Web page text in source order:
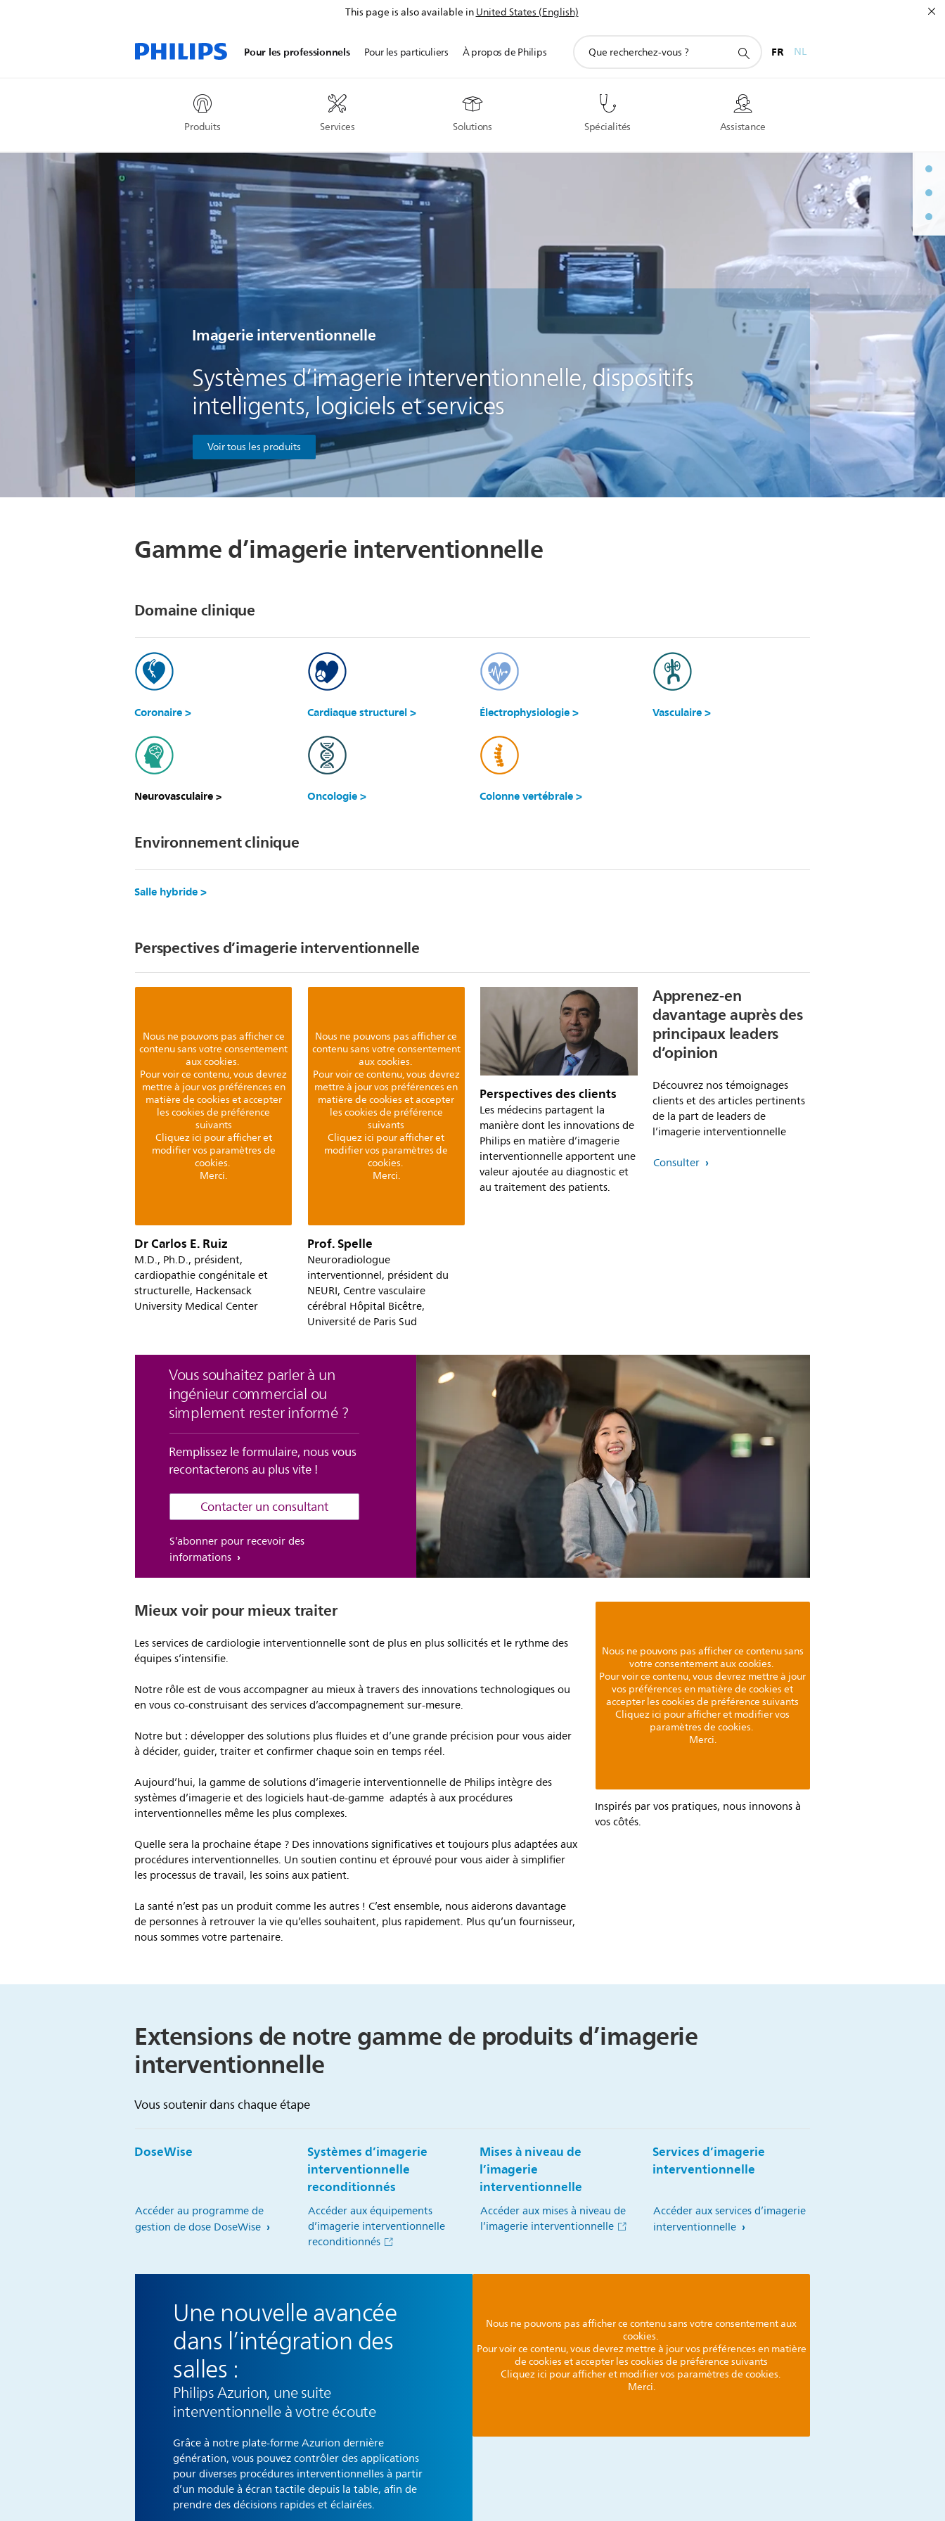
This page is also available inUnited States (English)
Pour les professionnels
Produits Services Solutions Spécialités Assistance
Pour les particuliers À propos de Philips
recherche
FR NL
Imagerie interventionnelle
Systèmes d’imagerie interventionnelle, dispositifs
intelligents, logiciels et services
Voir tous les produits
Gamme d’imagerie interventionnelle
Domaine clinique
Coronaire > Cardiaque structurel > Électrophysiologie > Vasculaire >
Neurovasculaire> Oncologie > Colonne vertébrale >
Environnement clinique
Salle hybride >
Perspectives d’imagerie interventionnelle
Nous ne pouvons pas afficher ce
contenu sans votre consentement
aux cookies.
Pour voir ce contenu, vous devrez
mettre à jour vos préférences en
matière de cookies et accepter
les cookies de préférence
suivants
Cliquez ici pour afficher et
modifier vos paramètres de
cookies.
Merci.
Dr Carlos E. Ruiz
M.D., Ph.D., président,
cardiopathie congénitale et
structurelle, Hackensack
University Medical Center
Nous ne pouvons pas afficher ce
contenu sans votre consentement
aux cookies.
Pour voir ce contenu, vous devrez
mettre à jour vos préférences en
matière de cookies et accepter
les cookies de préférence
suivants
Cliquez ici pour afficher et
modifier vos paramètres de
cookies.
Merci.
Prof. Spelle
Neuroradiologue
interventionnel, président du
NEURI, Centre vasculaire
cérébral Hôpital Bicêtre,
Université de Paris Sud
Perspectives des clients
Les médecins partagent la
manière dont les innovations de
Philips en matière d’imagerie
interventionnelle apportent une
valeur ajoutée au diagnostic et
au traitement des patients.
Apprenez-en
davantage auprès des
principaux leaders
d’opinion
Découvrez nos témoignages
clients et des articles pertinents
de la part de leaders de
l’imagerie interventionnelle
Consulter
Vous souhaitez parler à un
ingénieur commercial ou
simplement rester informé ?
Remplissez le formulaire, nous vous
recontacterons au plus vite !
Contacter un consultant
S’abonner pour recevoir des
informations
Mieux voir pour mieux traiter
Les services de cardiologie interventionnelle sont de plus en plus sollicités et le rythme des
équipes s’intensifie.
Notre rôle est de vous accompagner au mieux à travers des innovations technologiques ou
en vous co-construisant des services d’accompagnement sur-mesure.
Notre but : développer des solutions plus fluides et d’une grande précision pour vous aider
à décider, guider, traiter et confirmer chaque soin en temps réel.
Aujourd’hui, la gamme de solutions d’imagerie interventionnelle de Philips intègre des
systèmes d’imagerie et des logiciels haut-de-gamme adaptés à aux procédures
interventionnelles même les plus complexes.
Quelle sera la prochaine étape ? Des innovations significatives et toujours plus adaptées aux
procédures interventionnelles. Un soutien continu et éprouvé pour vous aider à simplifier
les processus de travail, les soins aux patient.
La santé n’est pas un produit comme les autres ! C’est ensemble, nous aiderons davantage
de personnes à retrouver la vie qu’elles souhaitent, plus rapidement. Plus qu’un fournisseur,
nous sommes votre partenaire.
Nous ne pouvons pas afficher ce contenu sans
votre consentement aux cookies.
Pour voir ce contenu, vous devrez mettre à jour
vos préférences en matière de cookies et
accepter les cookies de préférence suivants
Cliquez ici pour afficher et modifier vos
paramètres de cookies.
Merci.
Inspirés par vos pratiques, nous innovons à
vos côtés.
Extensions de notre gamme de produits d’imagerie
interventionnelle
Vous soutenir dans chaque étape
DoseWise
Accéder au programme de
gestion de dose DoseWise
Systèmes d’imagerie
interventionnelle
reconditionnés
Accéder aux équipements
d’imagerie interventionnelle
reconditionnés
Mises à niveau de
l’imagerie
interventionnelle
Accéder aux mises à niveau de
l’imagerie interventionnelle
Services d’imagerie
interventionnelle
Accéder aux services d’imagerie
interventionnelle
Nous ne pouvons pas afficher ce contenu sans votre consentement aux
cookies.
Pour voir ce contenu, vous devrez mettre à jour vos préférences en matière
de cookies et accepter les cookies de préférence suivants
Cliquez ici pour afficher et modifier vos paramètres de cookies.
Merci.
Une nouvelle avancée
dans l’intégration des
salles :
Philips Azurion, une suite
interventionnelle à votre écoute
Grâce à notre plate-forme Azurion dernière
génération, vous pouvez contrôler des applications
pour diverses procédures interventionnelles à partir
d’un module à écran tactile depuis la table, afin de
prendre des décisions rapides et éclairées.